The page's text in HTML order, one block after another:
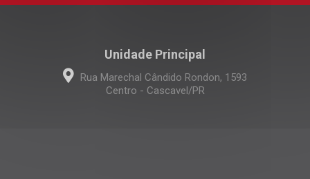
Unidade Principal
Rua Marechal Cândido Rondon, 1593
Centro - Cascavel/PR